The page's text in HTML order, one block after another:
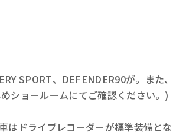
SPORT、DEFENDER90が。また
ショールームにてご確認ください。)
はドライブレコーダーが標準装備と